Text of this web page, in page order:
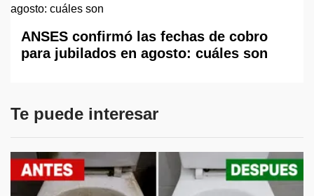
ANSES confirmó las fechas de cobro
para jubilados en agosto: cuáles son
Te puede interesar